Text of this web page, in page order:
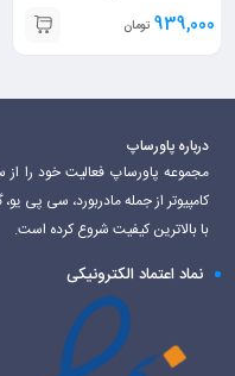
939,000 تومان
درباره پاورساپ
کامپیوتر از جمله مادربورد، سی پی
با بالاترین کیفیت شروع کرده است.
نماد اعتماد الکترونیکی